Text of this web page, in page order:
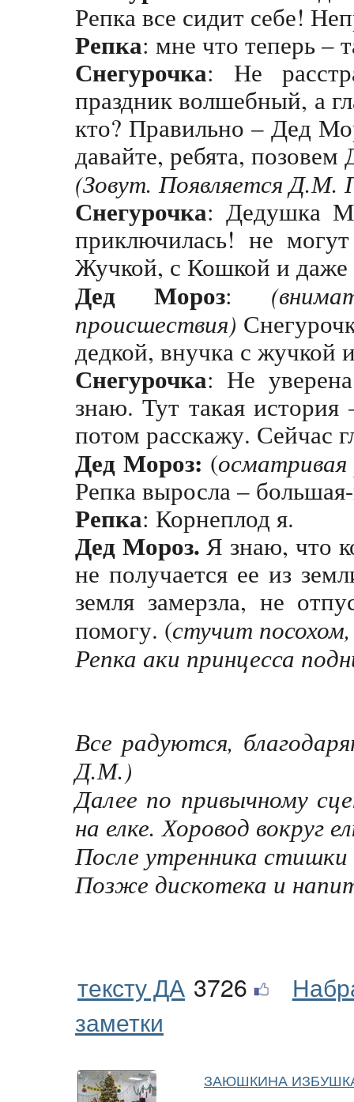
Репка все сидит себе!
Репка: мне что теперь –
Снегурочка: Не
праздник волшебный, а
кто? Правильно – Дед
давайте, ребята,
(Зовут. Появляется Д.М.
Снегурочка: Дедушка
приключилась! не
Жучкой, с Кошкой и
Дед Мороз:
происшествия)
дедкой, внучка с
Снегурочка: Не
знаю. Тут такая история
потом расскажу. Сейчас
Дед Мороз: (осматривая
Репка выросла –
Репка: Корнеплод я.
Дед Мороз. Я знаю, что
не получается ее из
земля замерзла, не
помогу. (стучит
Репка аки принцесса
Все радуются,
Д.М.)
Далее по привычному
на елке. Хоровод вокруг
После утренника
Позже дискотека и
тексту ДА 3726
заметки
ЗАЮШКИНА